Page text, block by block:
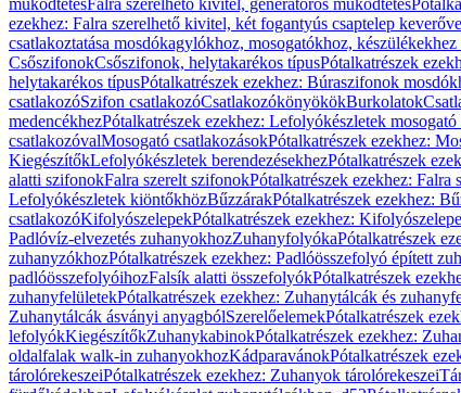
működtetésFalra szerelhető kivitel, generátoros működtetés
ezekhez: Falra szerelhető kivitel, két fogantyús csaptelep
csatlakoztatása mosdókagylókhoz, mosogatókhoz,
CsőszifonokCsőszifonok, helytakarékos típusPótalkatrészek
helytakarékos típusPótalkatrészek ezekhez: Búraszifonok
csatlakozóSzifon csatlakozóCsatlakozókönyökökBurkolatok
medencékhezPótalkatrészek ezekhez: Lefolyókészletek mosogató
csatlakozóvalMosogató csatlakozásokPótalkatrészek ezekhez:
KiegészítőkLefolyókészletek berendezésekhezPótalkatrészek
alatti szifonokFalra szerelt szifonokPótalkatrészek ezekhez: Falra
Lefolyókészletek kiöntőkhözBűzzárakPótalkatrészek ezekhez:
csatlakozóKifolyószelepekPótalkatrészek ezekhez:
Padlóvíz-elvezetés zuhanyokhozZuhanyfolyókaPótalkatrészek
zuhanyzókhozPótalkatrészek ezekhez: Padlóösszefolyó épített
padlóösszefolyóihozFalsík alatti összefolyókPótalkatrészek
zuhanyfelületekPótalkatrészek ezekhez: Zuhanytálcák és
Zuhanytálcák ásványi anyagbólSzerelőelemekPótalkatrészek
lefolyókKiegészítőkZuhanykabinokPótalkatrészek ezekhez:
oldalfalak walk-in zuhanyokhozKádparavánokPótalkatrészek
tárolórekeszeiPótalkatrészek ezekhez: Zuhanyok tárolórekeszei